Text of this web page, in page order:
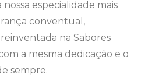
especialidade mais
conventual,
na Sabores
a mesma dedicação e o
sempre.